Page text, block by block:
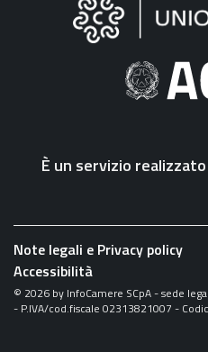
"Fattura
Elettronica"
È un servizio
Note legali e Privacy policy
Accessibilità
© 2026 by InfoCamere SCpA - sede
- P.IVA/cod.fiscale 02313821007 -